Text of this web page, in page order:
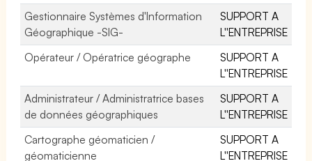
Gestionnaire Systèmes d'Information
Géographique -SIG-
SUPPORT A
L''ENTREPRISE
Opérateur / Opératrice géographe
SUPPORT A
L''ENTREPRISE
Administrateur / Administratrice bases
de données géographiques
SUPPORT A
L''ENTREPRISE
Cartographe géomaticien /
géomaticienne
SUPPORT A
L''ENTREPRISE